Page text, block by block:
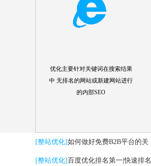
优化主要针对关键词在搜索结果
中 无排名的网站或新建网站进行
的内部SEO
[整站优化]如何做好免费B2B平台的关
键词优化推广
[整站优化]百度优化排名第一|快速排名